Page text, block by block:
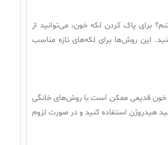
برای پاک کردن لکه خون، می‌توانید از
این روش‌ها برای لکه‌های تازه مناسب
خون قدیمی ممکن است با روش‌های خانگی
هیدروژن استفاده کنید و در صورت لزوم